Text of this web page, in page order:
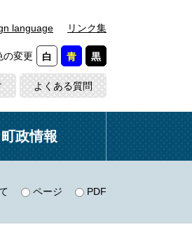
language リンク集
の変更 白 青 黒
よくある質問
町政情報
ページ PDF